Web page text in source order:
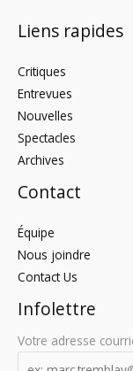
Liens rapides
Critiques
Entrevues
Nouvelles
Spectacles
Archives
Contact
Équipe
Nous joindre
Contact Us
Infolettre
Votre adresse